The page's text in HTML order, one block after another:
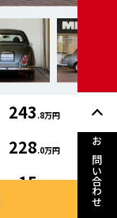
お問い合わせ
243 .8万円
228.0万円
15